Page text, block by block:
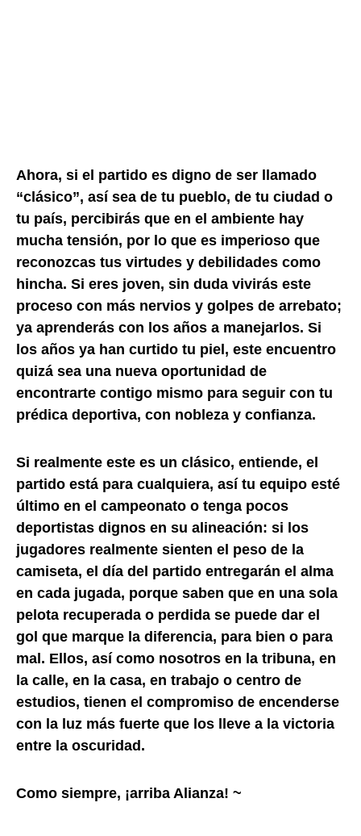
Ahora, si el partido es digno de ser llamado
“clásico”, así sea de tu pueblo, de tu ciudad o
tu país, percibirás que en el ambiente hay
mucha tensión, por lo que es imperioso que
reconozcas tus virtudes y debilidades como
hincha. Si eres joven, sin duda vivirás este
proceso con más nervios y golpes de arrebato;
ya aprenderás con los años a manejarlos. Si
los años ya han curtido tu piel, este encuentro
quizá sea una nueva oportunidad de
encontrarte contigo mismo para seguir con tu
prédica deportiva, con nobleza y confianza.
Si realmente este es un clásico, entiende, el
partido está para cualquiera, así tu equipo esté
último en el campeonato o tenga pocos
deportistas dignos en su alineación: si los
jugadores realmente sienten el peso de la
camiseta, el día del partido entregarán el alma
en cada jugada, porque saben que en una sola
pelota recuperada o perdida se puede dar el
gol que marque la diferencia, para bien o para
mal. Ellos, así como nosotros en la tribuna, en
la calle, en la casa, en trabajo o centro de
estudios, tienen el compromiso de encenderse
con la luz más fuerte que los lleve a la victoria
entre la oscuridad.
Como siempre, ¡arriba Alianza! ~